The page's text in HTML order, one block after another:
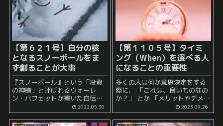
【第６２１号】自分の核
となるスノーボールをま
ず創ることが大事
『スノーボール』という「投資
の神様」と呼ばれるウォーレ
ン・バフェットが書いた自伝が
と投資をやったことがある人は
複利効果の喩えとして聞いたこ
2022.05.30
【第１１０５号】タイミ
ング（When）を選べる人
になることの重要性
多くの人は何か意思決定をする
際に、 「これは、良いものなの
か？」 とか 「メリットやデメリ
素に注目しがちです。 これは投
資などでも同様でしょう。
2023.09.26